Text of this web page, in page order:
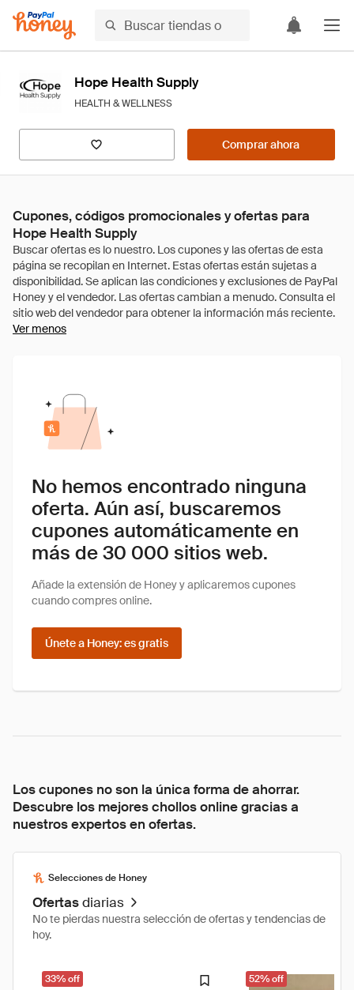
Hope Health Supply
HEALTH & WELLNESS
Comprar ahora
Cupones, códigos promocionales y ofertas para
Hope Health Supply
Ver menos
No hemos encontrado ninguna
oferta. Aún así, buscaremos
cupones automáticamente en
más de 30 000 sitios web.
Añade la extensión de Honey y aplicaremos cupones
cuando compres online.
Únete a Honey: es gratis
Los cupones no son la única forma de ahorrar.
Descubre los mejores chollos online gracias a
nuestros expertos en ofertas.
Selecciones de Honey
Ofertasdiarias
No te pierdas nuestra selección de ofertas y tendencias de
hoy.
33% off 52% off